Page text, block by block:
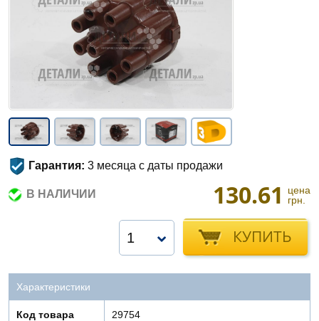
Гарантия: 3 месяца с даты продажи
В НАЛИЧИИ 130.61
цена
грн.
КУПИТЬ
1
Характеристики
Код товара 29754